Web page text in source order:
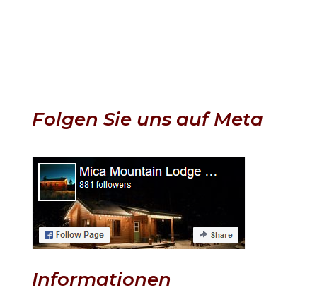
Folgen Sie uns auf Meta
Informationen